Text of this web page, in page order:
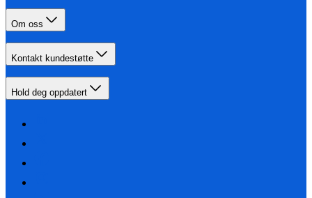
Om oss
Kontakt kundestøtte
Hold deg oppdatert